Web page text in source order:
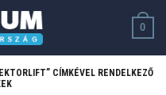
0
CÍMKÉVEL RENDELKEZŐ